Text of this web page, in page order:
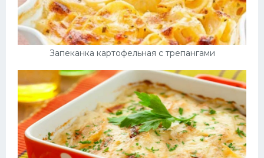
Запеканка картофельная с трепангами